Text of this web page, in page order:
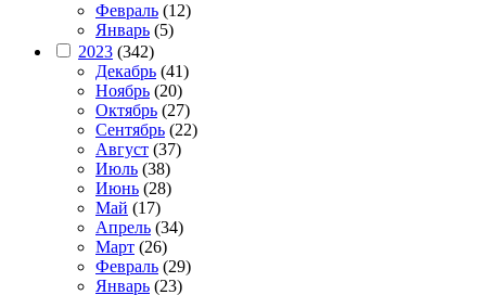
Февраль (12)
Январь (5)
2023 (342)
Декабрь (41)
Ноябрь (20)
Октябрь (27)
Сентябрь (22)
Август (37)
Июль (38)
Июнь (28)
Май (17)
Апрель (34)
Март (26)
Февраль (29)
Январь (23)